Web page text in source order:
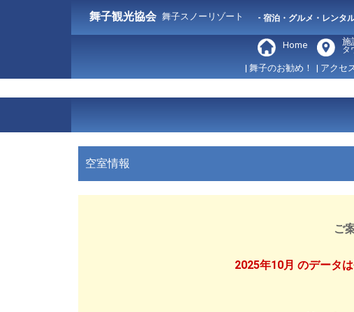
舞子観光協会 舞子スノーリゾート - 宿泊・グルメ・レンタ
Home 施
タ
| 舞子のお勧め！ | アクセ
空室情報
ご
2025年10月 のデータ